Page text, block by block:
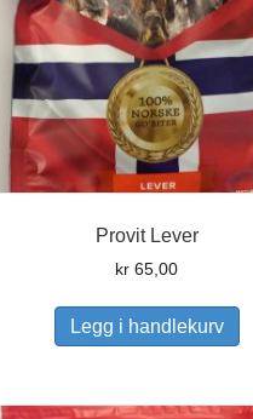
Provit Lever
kr 65,00
Legg i handlekurv